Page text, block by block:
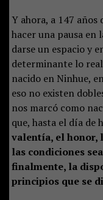
Y ahora, a 147 años
hacer una pausa en
darse un espacio y
determinante lo
nacido en Ninhue,
eso no existen
nos marcó como
que, hasta el día de
valentía, el honor,
las condiciones
finalmente, la
principios que se